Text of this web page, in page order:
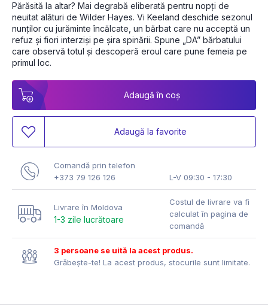
Părăsită la altar? Mai degrabă eliberată pentru nopți de
neuitat alături de Wilder Hayes. Vi Keeland deschide sezonul
nunților cu jurăminte încălcate, un bărbat care nu acceptă un
refuz și fiori interziși pe șira spinării. Spune „DA” bărbatului
care observă totul și descoperă eroul care pune femeia pe
primul loc.
Adaugă în coș
Adaugă la favorite
Comandă prin telefon
+373 79 126 126
L-V 09:30 - 17:30
Livrare în Moldova
1-3 zile lucrătoare
Costul de livrare va fi
calculat în pagina de
comandă
3 persoane se uită la acest produs.
Grăbește-te! La acest produs, stocurile sunt limitate.